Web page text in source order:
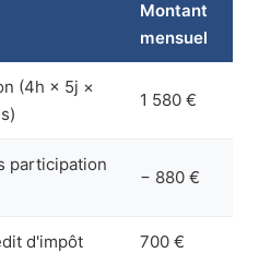
Montant
mensuel
(4h × 5j ×
1 580 €
participation
− 880 €
d'impôt 700 €